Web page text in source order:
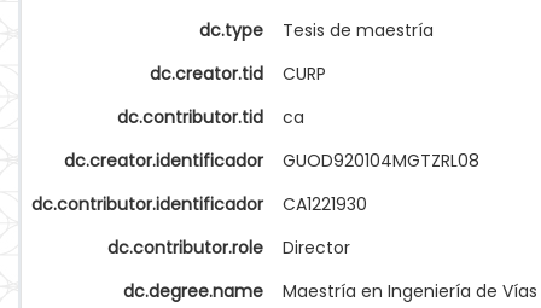
dc.type
Tesis de maestría
dc.creator.tid
CURP
dc.contributor.tid
ca
dc.creator.identificador
GUOD920104MGTZRL08
dc.contributor.identificador
CA1221930
dc.contributor.role
Director
dc.degree.name
Maestría en Ingeniería de